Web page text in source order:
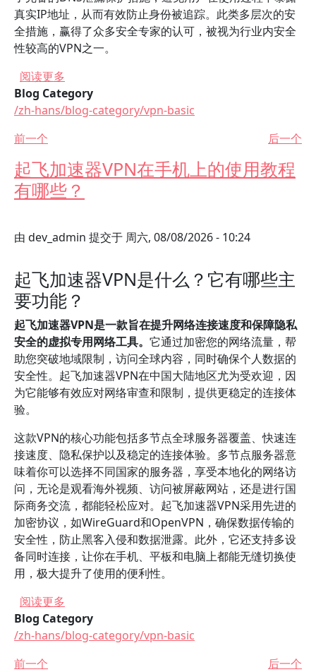
真实IP地址，从而有效防止身份被追踪。此类多层次的安
全措施，赢得了众多安全专家的认可，被视为行业内安全
性较高的VPN之一。
阅读更多
Blog Category
/zh-hans/blog-category/vpn-basic
前一个
后一个
起飞加速器VPN在手机上的使用教程
有哪些？
由 dev_admin 提交于 周六, 08/08/2026 - 10:24
起飞加速器VPN是什么？它有哪些主
要功能？
起飞加速器VPN是一款旨在提升网络连接速度和保障隐私
安全的虚拟专用网络工具。 它通过加密您的网络流量，帮
助您突破地域限制，访问全球内容，同时确保个人数据的
安全性。起飞加速器VPN在中国大陆地区尤为受欢迎，因
为它能够有效应对网络审查和限制，提供更稳定的连接体
验。
这款VPN的核心功能包括多节点全球服务器覆盖、快速连
接速度、隐私保护以及稳定的连接体验。多节点服务器意
味着你可以选择不同国家的服务器，享受本地化的网络访
问，无论是观看海外视频、访问被屏蔽网站，还是进行国
际商务交流，都能轻松应对。起飞加速器VPN采用先进的
加密协议，如WireGuard和OpenVPN，确保数据传输的
安全性，防止黑客入侵和数据泄露。此外，它还支持多设
备同时连接，让你在手机、平板和电脑上都能无缝切换使
用，极大提升了使用的便利性。
阅读更多
Blog Category
/zh-hans/blog-category/vpn-basic
前一个
后一个